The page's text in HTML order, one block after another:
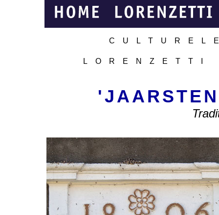
LORENZETTI